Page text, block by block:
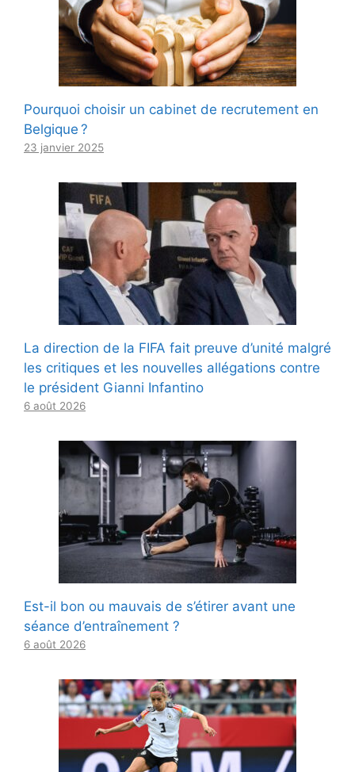
Pourquoi choisir un cabinet de recrutement en
Belgique ?
23 janvier 2025
La direction de la FIFA fait preuve d’unité malgré
les critiques et les nouvelles allégations contre
le président Gianni Infantino
6 août 2026
Est-il bon ou mauvais de s’étirer avant une
séance d’entraînement ?
6 août 2026